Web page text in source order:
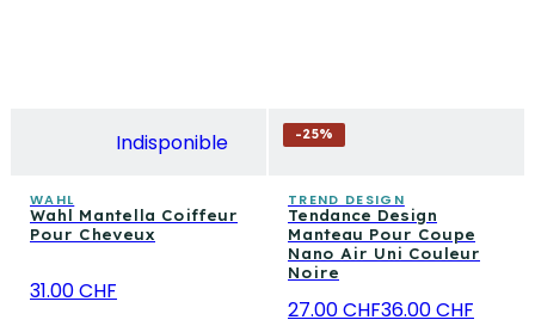
Indisponible
WAHL
Wahl Mantella Coiffeur
Pour Cheveux
31.00 CHF
-25%
TREND DESIGN
Tendance Design
Manteau Pour Coupe
Nano Air Uni Couleur
Noire
27.00 CHF36.00 CHF